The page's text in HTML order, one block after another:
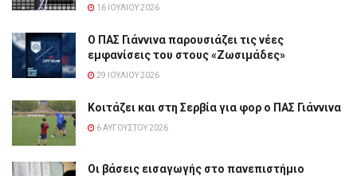
16 ΙΟΥΛΊΟΥ 2026
Ο ΠΑΣ Γιάννινα παρουσιάζει τις νέες
εμφανίσεις του στους «Ζωσιμάδες»
29 ΙΟΥΛΊΟΥ 2026
Κοιτάζει και στη Σερβία για φορ ο ΠΑΣ Γιάννινα
6 ΑΥΓΟΎΣΤΟΥ 2026
Οι βάσεις εισαγωγής στο πανεπιστήμιο